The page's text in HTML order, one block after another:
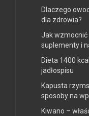
Dlaczego
dla zdrowia?
Jak wzmocnić
suplementy i
Dieta 1400
jadłospisu
Kapusta
sposoby na
Kiwano –